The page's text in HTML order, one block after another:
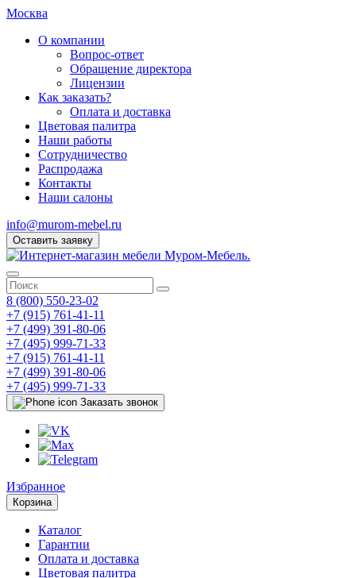
Москва
О компании
Вопрос-ответ
Обращение директора
Лицензии
Как заказать?
Оплата и доставка
Цветовая палитра
Наши работы
Сотрудничество
Распродажа
Контакты
Наши салоны
info@murom-mebel.ru
Оставить заявку
8 (800) 550-23-02
+7 (915) 761-41-11
+7 (499) 391-80-06
+7 (495) 999-71-33
+7 (915) 761-41-11
+7 (499) 391-80-06
+7 (495) 999-71-33
Заказать звонок
Избранное
Корзина
Каталог
Гарантии
Оплата и доставка
Цветовая палитра